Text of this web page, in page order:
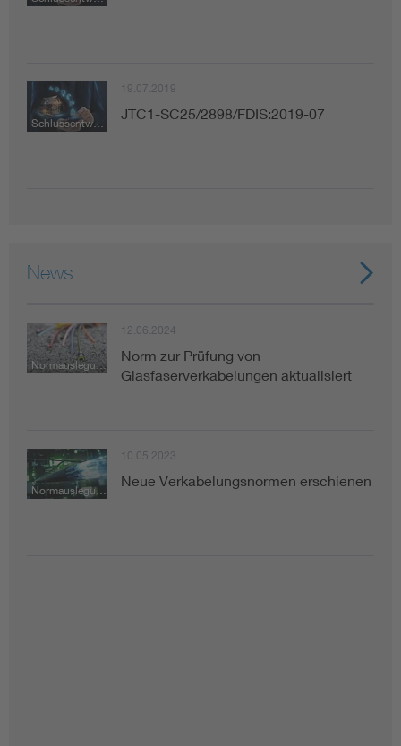
Schlussentwurf zur Abstimmung
19.07.2019
JTC1-SC25/2898/FDIS:2019-07
News
Normauslegung
12.06.2024
Norm zur Prüfung von
Glasfaserverkabelungen aktualisiert
Normauslegung
10.05.2023
Neue Verkabelungsnormen erschienen